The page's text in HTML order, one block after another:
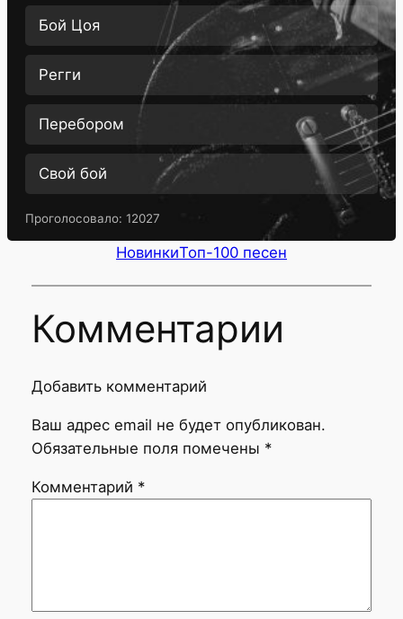
Бой Цоя
Регги
Перебором
Свой бой
Проголосовало: 12027
НовинкиТоп-100 песен
Комментарии
Добавить комментарий
Ваш адрес email не будет опубликован.
Обязательные поля помечены *
Комментарий *